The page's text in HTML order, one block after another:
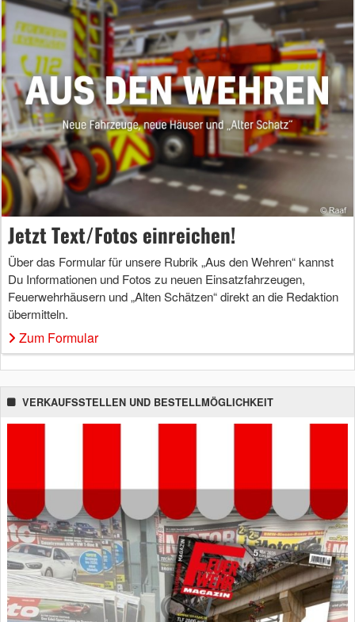
Jetzt Text/Fotos einreichen!
Über das Formular für unsere Rubrik „Aus den Wehren“ kannst
Du Informationen und Fotos zu neuen Einsatzfahrzeugen,
Feuerwehrhäusern und „Alten Schätzen“ direkt an die Redaktion
übermitteln.
Zum Formular
VERKAUFSSTELLEN UND BESTELLMÖGLICHKEIT